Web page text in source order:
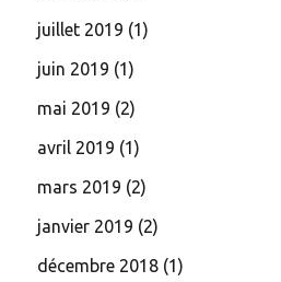
juillet 2019 (1)
juin 2019 (1)
mai 2019 (2)
avril 2019 (1)
mars 2019 (2)
janvier 2019 (2)
décembre 2018 (1)